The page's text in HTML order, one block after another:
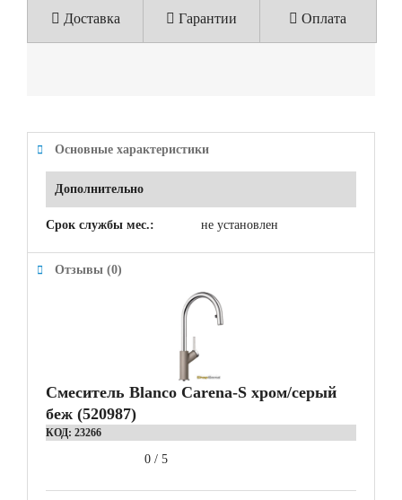
Доставка Гарантии Оплата
Основные характеристики
Дополнительно
Срок службы мес.: не установлен
Отзывы (0)
Смеситель Blanco Carena-S хром/серый
беж (520987)
КОД: 23266
0 / 5